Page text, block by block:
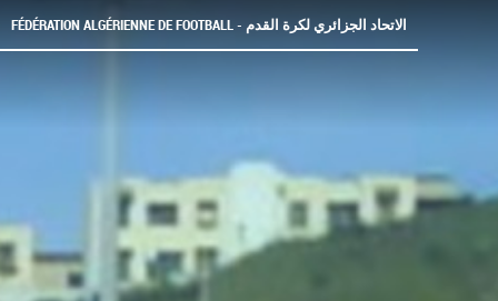
FÉDÉRATION ALGÉRIENNE DE FOOTBALL - الاتحاد الجزائري لكرة القدم